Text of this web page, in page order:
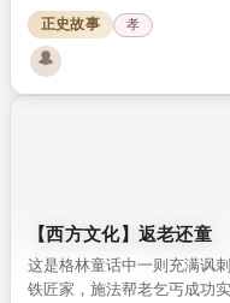
的杏园被土豪霸占，求助城
收回园地，传递了百善孝为
正史故事 孝
【西方文化】返老还童
这是格林童话中一则充满讽
铁匠家，施法帮老乞丐成功